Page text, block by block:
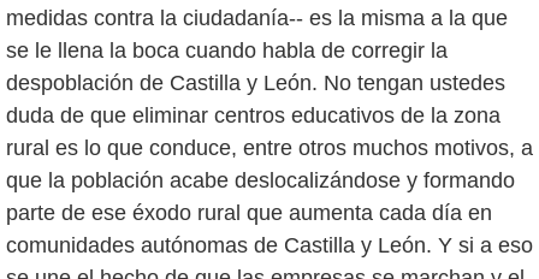
medidas contra la ciudadanía-- es la misma a la que
se le llena la boca cuando habla de corregir la
despoblación de Castilla y León. No tengan ustedes
duda de que eliminar centros educativos de la zona
rural es lo que conduce, entre otros muchos motivos, a
que la población acabe deslocalizándose y formando
parte de ese éxodo rural que aumenta cada día en
comunidades autónomas de Castilla y León. Y si a eso